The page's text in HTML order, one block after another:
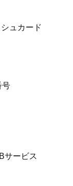
ュカード
号
サービス